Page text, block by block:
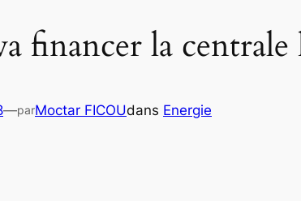
financer la
—parMoctar FICOUdans Energie